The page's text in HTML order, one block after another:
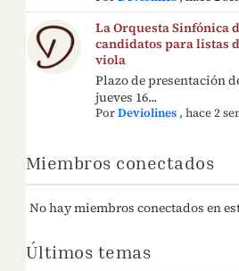
La Orquesta Sinfónica
candidatos para listas
viola
Plazo de presentación
jueves 16...
PorDeviolines ,hace 2
Miembros conectados
No hay miembros conectados en
Últimos temas